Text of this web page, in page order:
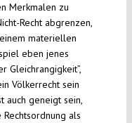
Merkmalen zu
Recht abgrenzen,
materiellen
eben jenes
Gleichrangigkeit”,
Völkerrecht sein
auch geneigt sein,
als